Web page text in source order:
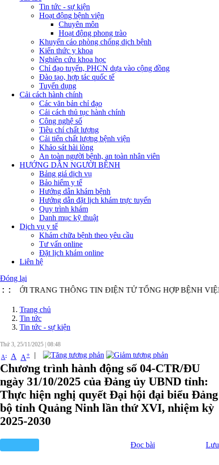
Tin tức - sự kiện
Hoạt động bệnh viện
Chuyên môn
Hoạt động phong trào
Khuyến cáo phòng chống dịch bệnh
Kiến thức y khoa
Nghiên cứu khoa học
Chỉ đạo tuyến, PHCN dựa vào cộng đồng
Đào tạo, hợp tác quốc tế
Tuyển dụng
Cải cách hành chính
Các văn bản chỉ đạo
Cải cách thủ tục hành chính
Công nghệ số
Tiêu chí chất lượng
Cải tiến chất lượng bệnh viện
Khảo sát hài lòng
An toàn người bệnh, an toàn nhân viên
HƯỚNG DẪN NGƯỜI BỆNH
Bảng giá dịch vụ
Bảo hiểm y tế
Hướng dẫn khám bệnh
Hướng dẫn đặt lịch khám trực tuyến
Quy trình khám
Danh mục kỹ thuật
Dịch vụ y tế
Khám chữa bệnh theo yêu cầu
Tư vấn online
Đặt lịch khám online
Liên hệ
Đóng lại
: : TRANG THÔNG TIN ĐIỆN TỬ TỔNG HỢP BỆNH VIỆN
Trang chủ
Tin tức
Tin tức - sự kiện
Thứ 3, 25/11/2025 08:48
A- A A+ |
Chương trình hành động số 04-CTR/ĐU
ngày 31/10/2025 của Đảng ủy UBND tỉnh:
Thực hiện nghị quyết Đại hội đại biểu Đảng
bộ tỉnh Quảng Ninh lần thứ XVI, nhiệm kỳ
2025-2030
Đọc bài Lưu